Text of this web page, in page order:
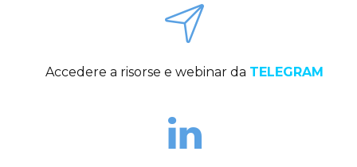
Accedere a risorse e webinar da TELEGRAM